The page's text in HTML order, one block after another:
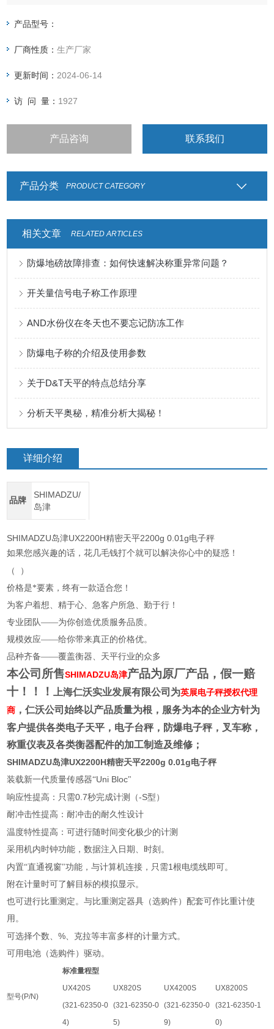
温度特性提高：可进行随时间变化极少的计测
产品型号：
厂商性质：生产厂家
更新时间： 2024-06-14
访 问 量： 1927
产品咨询 联系我们
产品分类 PRODUCT CATEGORY
相关文章 RELATED ARTICLES
防爆地磅故障排查：如何快速解决称重异常问题？
开关量信号电子称工作原理
AND水份仪在冬天也不要忘记防冻工作
防爆电子称的介绍及使用参数
关于D&T天平的特点总结分享
分析天平奥秘，精准分析大揭秘！
详细介绍
品牌
SHIMADZU/
岛津
SHIMADZU岛津UX2200H精密天平2200g 0.01g电子秤
如果您感兴趣的话，花几毛钱打个就可以解决你心中的疑惑！
（
）
价格是*要素，终有一款适合您！
为客户着想、精于心、急客户所急、勤于行！
专业团队——为你创造优质服务品质。
规模效应——给你带来真正的价格优。
品种齐备——覆盖衡器、天平行业的众多
本公司所售SHIMADZU岛津产品为原厂产品，假一赔
十！！！
上海仁沃实业发展有限公司为英展电子秤授权代理
商 ，仁沃公司始终以产品质量为根，服务为本的企业方针为
客户提供各类电子天平，电子台秤，防爆电子秤，叉车称，
称重仪表及各类衡器配件的加工制造及维修；
SHIMADZU岛津UX2200H精密天平2200g 0.01g电子秤
装载新一代质量传感器“Uni Bloc"
响应性提高：只需0.7秒完成计测（-S型）
耐冲击性提高：耐冲击的耐久性设计
温度特性提高：可进行随时间变化极少的计测
采用机内时钟功能，数据注入日期、时刻。
内置“直通视窗"功能，与计算机连接，只需1根电缆线即可。
附在计量时可了解目标的模拟显示。
也可进行比重测定。与比重测定器具（选购件）配套可作比重计使
用。
可选择个数、%、克拉等丰富多样的计量方式。
可用电池（选购件）驱动。
型号(P/N)
标准量程型
UX420S
UX820S UX4200S
UX8200S
(321-62350-0
4)
(321-62350-0
5)
(321-62350-0
9)
(321-62350-1
0)